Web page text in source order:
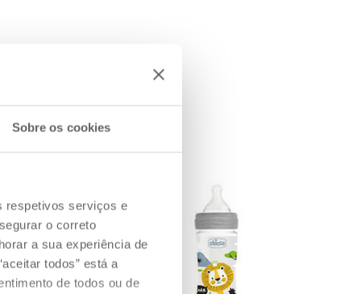
Sobre os cookies
respetivos serviços e
o correto
a sua experiência de
todos” está a
de todos ou de